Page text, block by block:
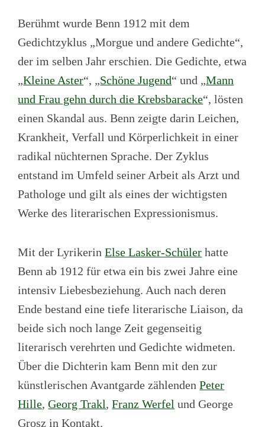
Berühmt wurde Benn 1912 mit dem
Gedichtzyklus „Morgue und andere Gedichte“,
der im selben Jahr erschien. Die Gedichte, etwa
„Kleine Aster“, „Schöne Jugend“ und „Mann
und Frau gehn durch die Krebsbaracke“, lösten
einen Skandal aus. Benn zeigte darin Leichen,
Krankheit, Verfall und Körperlichkeit in einer
radikal nüchternen Sprache. Der Zyklus
entstand im Umfeld seiner Arbeit als Arzt und
Pathologe und gilt als eines der wichtigsten
Werke des literarischen Expressionismus.
Mit der LyrikerinElse Lasker-Schüler hatte
Benn ab 1912 für etwa ein bis zwei Jahre eine
intensiv Liebesbeziehung. Auch nach deren
Ende bestand eine tiefe literarische Liaison, da
beide sich noch lange Zeit gegenseitig
literarisch verehrten und Gedichte widmeten.
Über die Dichterin kam Benn mit den zur
künstlerischen Avantgarde zählendenPeter
Hille,Georg Trakl,Franz Werfel und George
Grosz in Kontakt.